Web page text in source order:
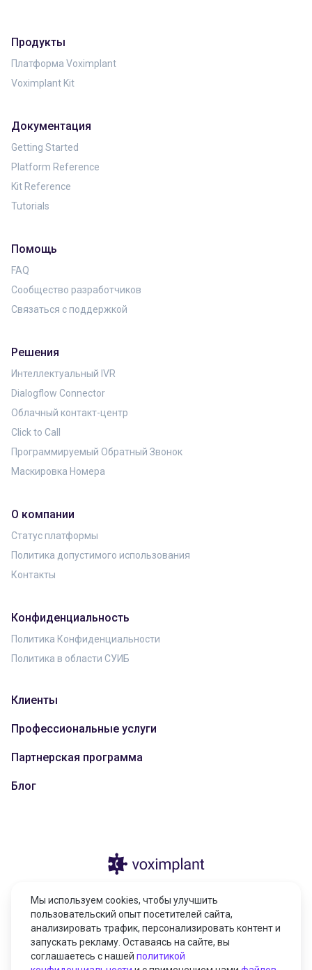
Продукты
Платформа Voximplant
Voximplant Kit
Решения
Интеллектуальный IVR
Dialogflow Connector
Облачный контакт-центр
Click to Call
Программируемый Обратный Звонок
Маскировка Номера
Клиенты
Профессиональные услуги
Партнерская программа
Блог
Документация
Getting Started
Platform Reference
Kit Reference
Tutorials
Помощь
FAQ
Сообщество разработчиков
Связаться с поддержкой
О компании
Статус платформы
Политика допустимого использования
Контакты
Конфиденциальность
Политика Конфиденциальности
Политика в области СУИБ
Тарас Шевченко, здание 4/1, н.п. 17,
010000
Мы используем cookies, чтобы улучшить
пользовательский опыт посетителей сайта,
анализировать трафик, персонализировать контент и
запускать рекламу. Оставаясь на сайте, вы
соглашаетесь с нашей политикой